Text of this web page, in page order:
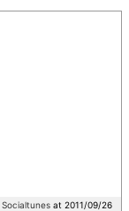
Socialtunes at 2011/09/26